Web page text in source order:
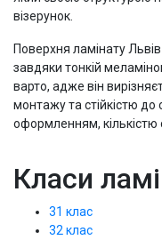
візерунок.
Поверхня ламінату
завдяки тонкій
варто, адже він
монтажу та стійкістю до
оформленням, кількістю
Класи
31 клас
32 клас